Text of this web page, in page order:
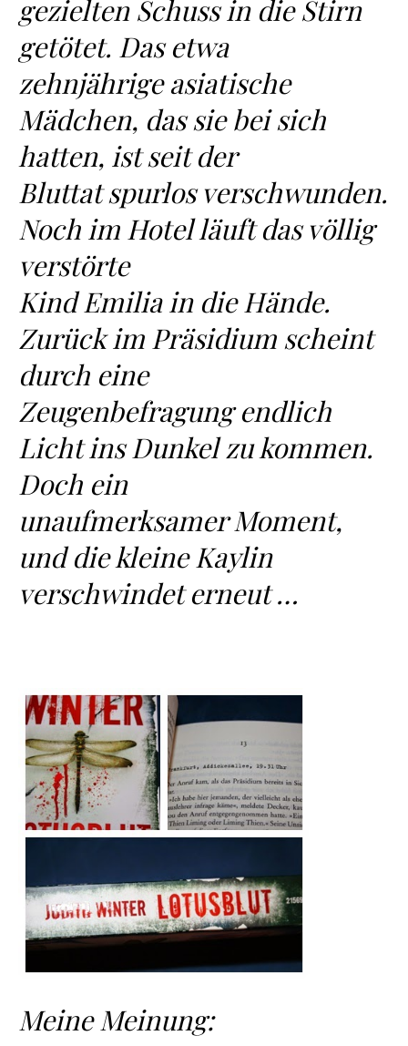
gezielten Schuss in die Stirn
getötet. Das etwa
zehnjährige asiatische
Mädchen, das sie bei sich
hatten, ist seit der
Bluttat spurlos verschwunden.
Noch im Hotel läuft das völlig
verstörte
Kind Emilia in die Hände.
Zurück im Präsidium scheint
durch eine
Zeugenbefragung endlich
Licht ins Dunkel zu kommen.
Doch ein
unaufmerksamer Moment,
und die kleine Kaylin
verschwindet erneut …
Meine Meinung: